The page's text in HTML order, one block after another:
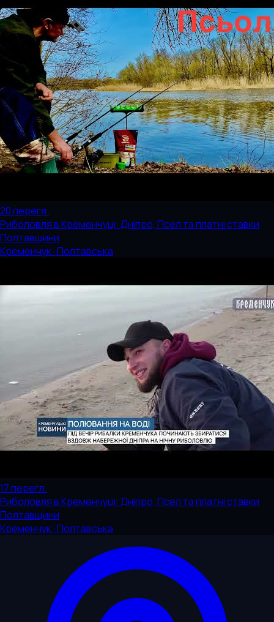
20перегл.
Риболовля в Кременчуці: Дніпро, Псел та платні ставки
Полтавщини
Кременчук · Полтавська
17перегл.
Риболовля в Кременчуці: Дніпро, Псел та платні ставки
Полтавщини
Кременчук · Полтавська